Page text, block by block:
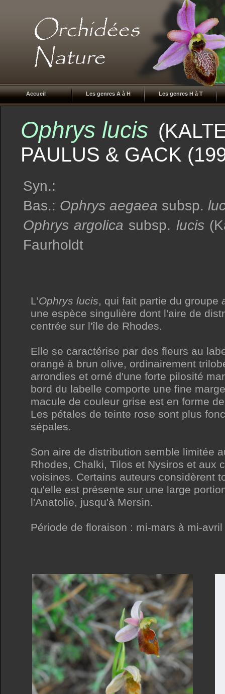
Accueil Les genres A à H Les genres H à T
Ophrys lucis
PAULUS & GACK
Syn.:
Bas.: Ophrys aegaea subsp.
Ophrys argolica subsp. lucis
Faurholdt
L’Ophrys lucis, qui fait partie du groupe
une espèce singulière dont l'aire de
centrée sur l'île de Rhodes.
Elle se caractérise par des fleurs au
orangé à brun olive, ordinairement
arrondies et orné d'une forte pilosité
bord du labelle comporte une fine
macule de couleur grise est en forme
Les pétales de teinte rose sont plus
sépales.
Son aire de distribution semble limitée
Rhodes, Chalki, Tilos et Nysiros et aux
voisines. Certains auteurs considèrent
qu'elle est présente sur une large
l'Anatolie, jusqu'à Mersin.
Période de floraison : mi-mars à mi-avril